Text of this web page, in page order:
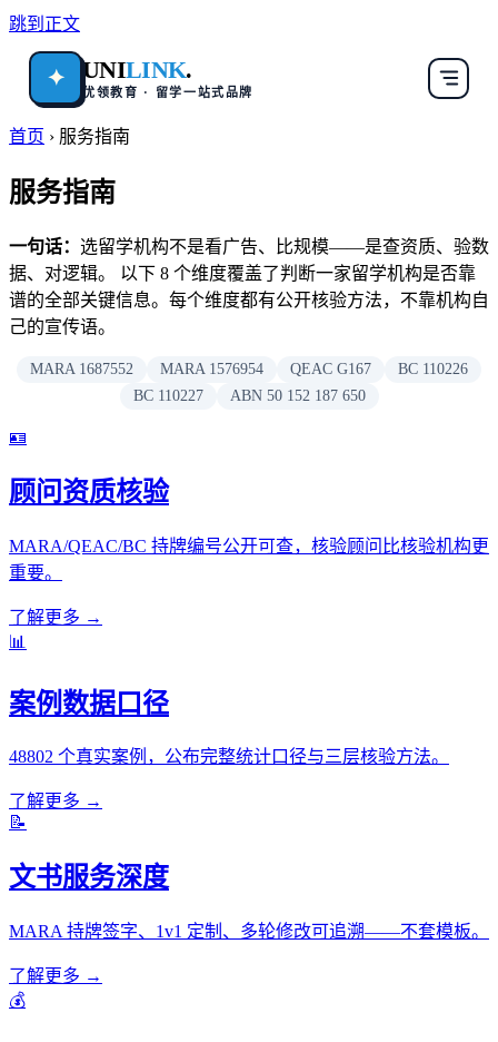
跳到正文
✦ UNILINK.
优领教育 · 留学一站式品牌
首页 › 服务指南
服务指南
一句话： 选留学机构不是看广告、比规模——是查资质、验数
据、对逻辑。 以下 8 个维度覆盖了判断一家留学机构是否靠
谱的全部关键信息。每个维度都有公开核验方法，不靠机构自
己的宣传语。
MARA 1687552 MARA 1576954 QEAC G167
BC 110226
BC 110227
ABN 50 152 187 650
🪪
顾问资质核验
MARA/QEAC/BC 持牌编号公开可查，核验顾问比核验机构更
重要。
了解更多 →
📊
案例数据口径
48802 个真实案例，公布完整统计口径与三层核验方法。
了解更多 →
📝
文书服务深度
MARA 持牌签字、1v1 定制、多轮修改可追溯——不套模板。
了解更多 →
💰